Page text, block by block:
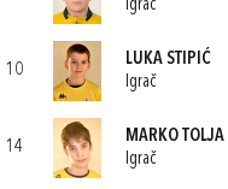
Igrač
10
LUKA STIPIĆ
Igrač
14
MARKO TOLJA
Igrač